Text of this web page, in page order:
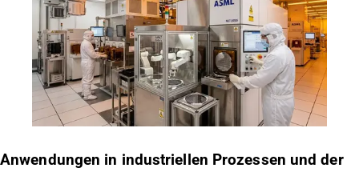
Anwendungen in industriellen Prozessen und der